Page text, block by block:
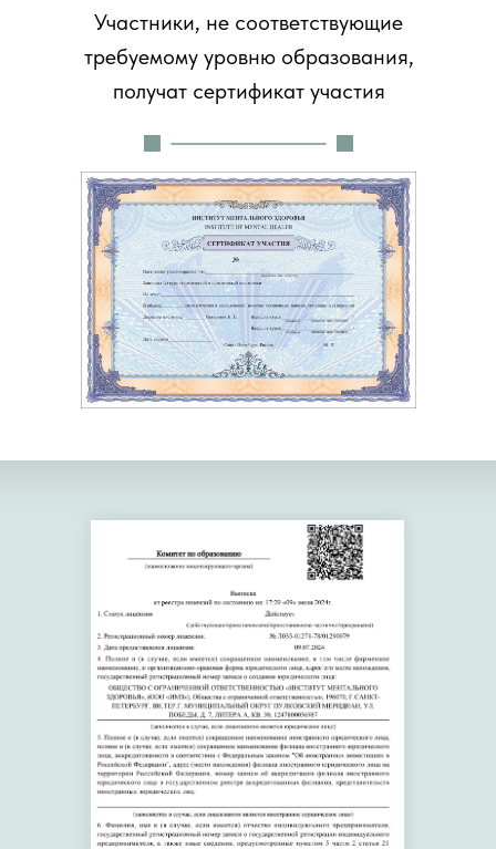
Участники, не соответствующие
требуемому уровню образования,
получат сертификат участия